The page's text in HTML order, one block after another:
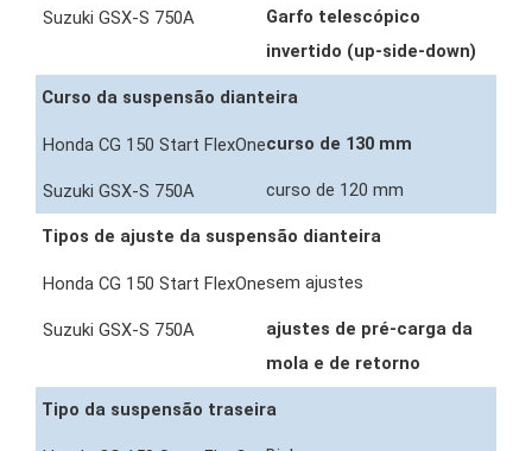
Garfo telescópico
invertido (up-side-down)
Curso da suspensão dianteira
curso de 130 mm
curso de 120 mm
Tipos de ajuste da suspensão dianteira
sem ajustes
ajustes de pré-carga da
mola e de retorno
Tipo da suspensão traseira